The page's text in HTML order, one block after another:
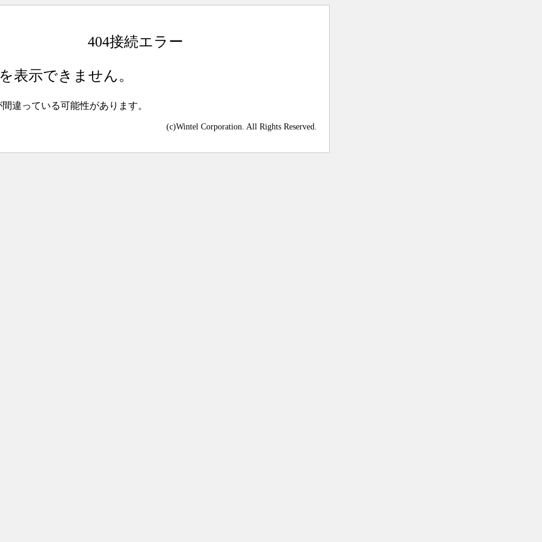
404接続エラー
表示できません。
違っている可能性があります。
(c)Wintel Corporation. All Rights Reserved.